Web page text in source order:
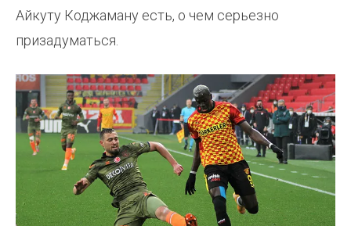
Айкуту Коджаману есть, о чем серьезно
призадуматься.